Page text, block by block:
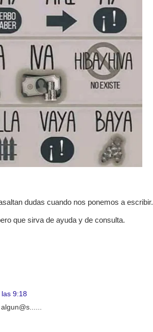
dudas cuando nos ponemos a escribir.
que sirva de ayuda y de consulta.
9:18